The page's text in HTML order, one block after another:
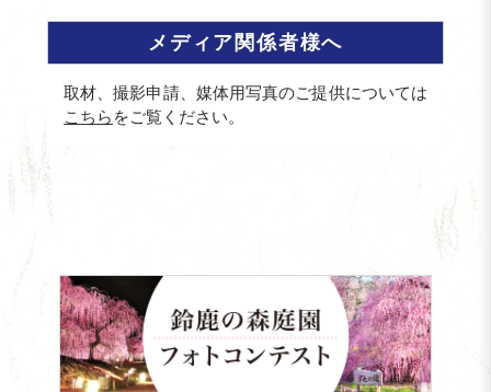
メディア関係者様へ
取材、撮影申請、媒体用写真のご提供については
こちら をご覧ください。